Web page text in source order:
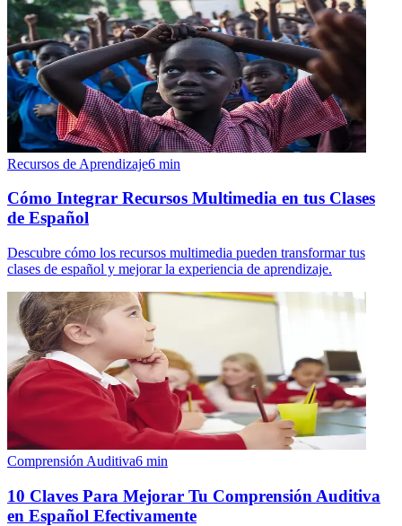
Recursos de Aprendizaje6 min
Cómo Integrar Recursos Multimedia en tus Clases
de Español
Descubre cómo los recursos multimedia pueden transformar tus
clases de español y mejorar la experiencia de aprendizaje.
Comprensión Auditiva6 min
10 Claves Para Mejorar Tu Comprensión Auditiva
en Español Efectivamente